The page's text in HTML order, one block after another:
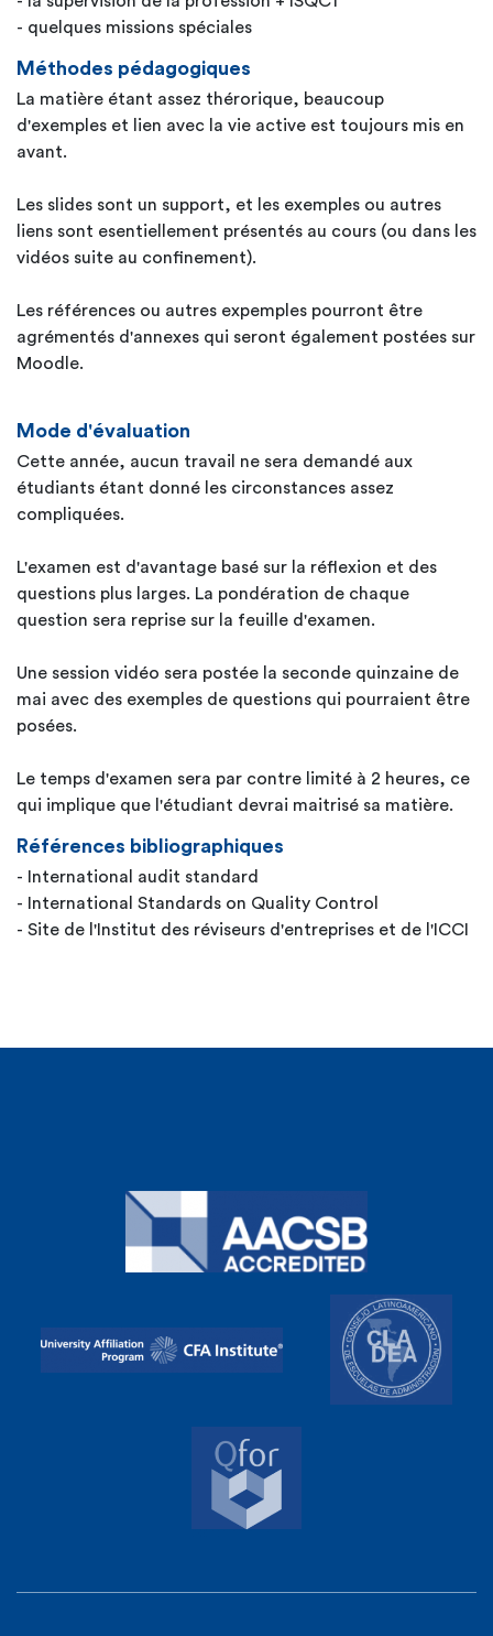
- quelques missions spéciales
Méthodes pédagogiques
La matière étant assez thérorique, beaucoup
d'exemples et lien avec la vie active est toujours mis en
avant.
Les slides sont un support, et les exemples ou autres
liens sont esentiellement présentés au cours (ou dans les
vidéos suite au confinement).
Les références ou autres expemples pourront être
agrémentés d'annexes qui seront également postées sur
Moodle.
Mode d'évaluation
Cette année, aucun travail ne sera demandé aux
étudiants étant donné les circonstances assez
compliquées.
L'examen est d'avantage basé sur la réflexion et des
questions plus larges. La pondération de chaque
question sera reprise sur la feuille d'examen.
Une session vidéo sera postée la seconde quinzaine de
mai avec des exemples de questions qui pourraient être
posées.
Le temps d'examen sera par contre limité à 2 heures, ce
qui implique que l'étudiant devrai maitrisé sa matière.
Références bibliographiques
- International audit standard
- International Standards on Quality Control
- Site de l'Institut des réviseurs d'entreprises et de l'ICCI